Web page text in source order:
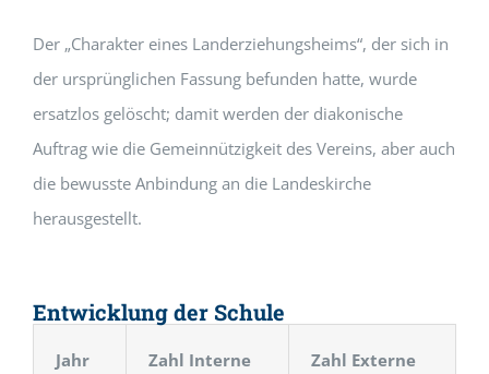
Der „Charakter eines Landerziehungsheims“, der sich in
der ursprünglichen Fassung befunden hatte, wurde
ersatzlos gelöscht; damit werden der diakonische
Auftrag wie die Gemeinnützigkeit des Vereins, aber auch
die bewusste Anbindung an die Landeskirche
herausgestellt.
Entwicklung der Schule
Jahr Zahl Interne Zahl Externe